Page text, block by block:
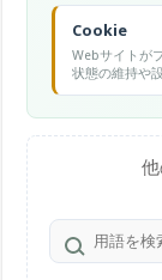
Cookie
Webサイトが
状態の維持や